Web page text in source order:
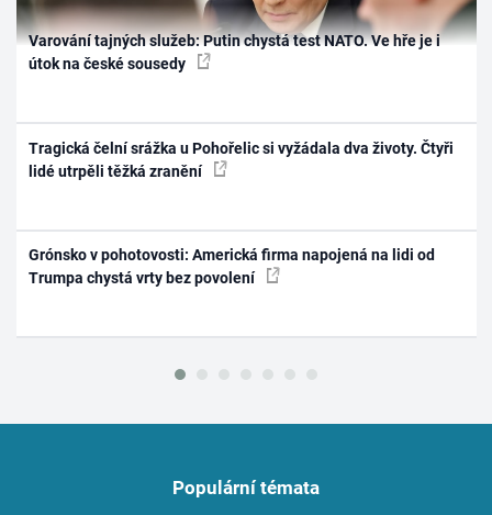
Varování tajných služeb: Putin chystá test NATO. Ve hře je i
útok na české sousedy
Tragická čelní srážka u Pohořelic si vyžádala dva životy. Čtyři
lidé utrpěli těžká zranění
Grónsko v pohotovosti: Americká firma napojená na lidi od
Trumpa chystá vrty bez povolení
Populární témata